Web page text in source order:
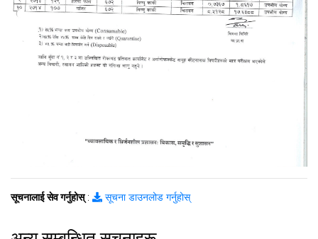
सूचनालाई सेव गर्नुहोस्: सूचना डाउनलोड गर्नुहोस्